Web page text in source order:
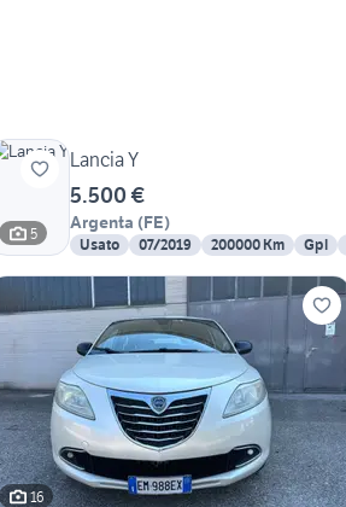
5
Lancia Y
5.500 €
Argenta (FE)
Usato 07/2019 200000 Km Gpl
16